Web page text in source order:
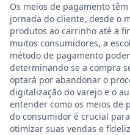
Os meios de pagamento
jornada do cliente, desde o
produtos ao carrinho até a
muitos consumidores, a
método de pagamento
determinando se a compra
optará por abandonar o
digitalização do varejo e o
entender como os meios de
do consumidor é crucial
otimizar suas vendas e